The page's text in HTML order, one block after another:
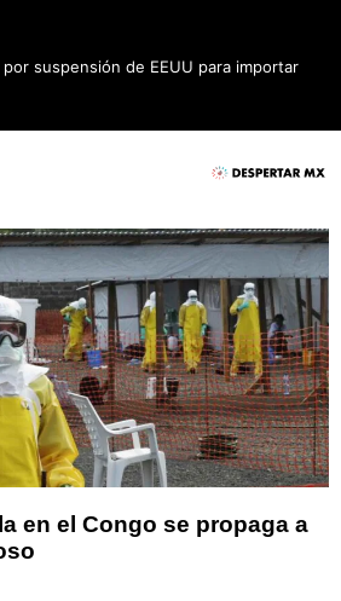
en el Congo se propaga a